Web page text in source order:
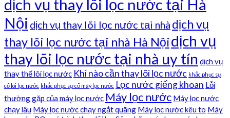
dịch vụ thay lõi lọc nước tại Hà
Nội dịch vụ thay lõi lọc nước tại nhà dịch vụ
thay lõi lọc nước tại nhà Hà Nộidịch vụ
thay lõi lọc nước tại nhà uy tín dịch vụ
thay thế lõi lọc nước Khi nào cần thay lõi lọc nước khắc phục sự
cố lõi lọc nước khắc phục sự cố máy lọc nước Lọc nước giếng khoan Lỗi
thường gặp của máy lọc nước Máy lọc nước Máy lọc nước
chạy lâu Máy lọc nước chạy ngắt quãng Máy lọc nước kêu to Máy